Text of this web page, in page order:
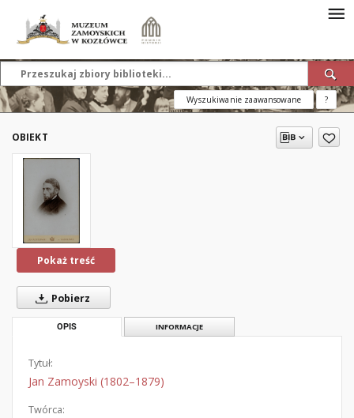
Wyszukiwanie zaawansowane ?
OBIEKT
Pokaż treść
Pobierz
OPIS INFORMACJE
Tytuł:
Jan Zamoyski (1802–1879)
Twórca: